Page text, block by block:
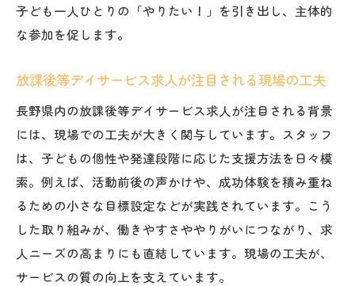
子ども一人ひとりの「やりたい！」を引き出し、主体的
な参加を促します。
放課後等デイサービス求人が注目される現場の工夫
長野県内の放課後等デイサービス求人が注目される背景
には、現場での工夫が大きく関与しています。スタッフ
は、子どもの個性や発達段階に応じた支援方法を日々模
索。例えば、活動前後の声かけや、成功体験を積み重ね
るための小さな目標設定などが実践されています。こう
した取り組みが、働きやすさややりがいにつながり、求
人ニーズの高まりにも直結しています。現場の工夫が、
サービスの質の向上を支えています。